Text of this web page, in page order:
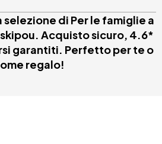
selezione di Per le famiglie a
Acquisto sicuro, 4.6*
garantiti. Perfetto per te o
regalo!